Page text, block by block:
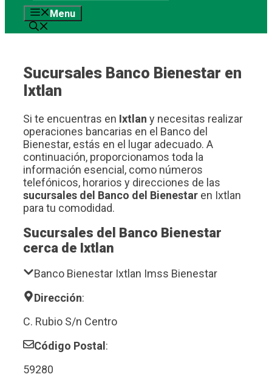
contenidoMenu
Sucursales Banco Bienestar en
Ixtlan
Si te encuentras en Ixtlan y necesitas realizar
operaciones bancarias en el Banco del
Bienestar, estás en el lugar adecuado. A
continuación, proporcionamos toda la
información esencial, como números
telefónicos, horarios y direcciones de las
sucursales del Banco del Bienestar en Ixtlan
para tu comodidad.
Sucursales del Banco Bienestar
cerca de Ixtlan
Banco Bienestar Ixtlan Imss Bienestar
Dirección:
C. Rubio S/n Centro
Código Postal :
59280